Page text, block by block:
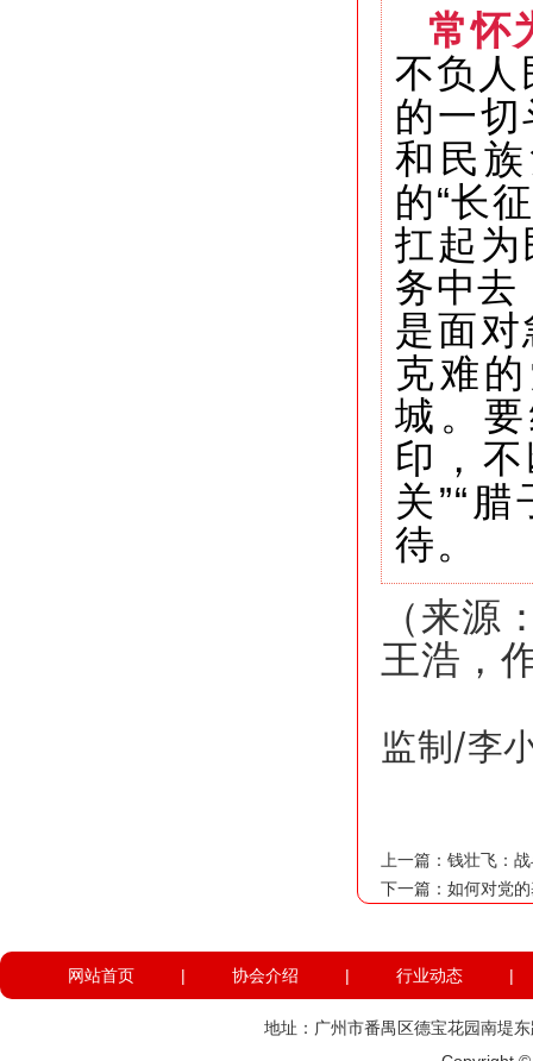
常怀
不负人
的一
和民
的“长
扛起
务中去
是面
克难
城。
印，
关”“
待。
（来源
王浩，
监制/李
上一篇： 钱壮飞：
下一篇： 如何对党
网站首页 | 协会介绍 | 行业动态 |
地址：广州市番禺区德宝花园南